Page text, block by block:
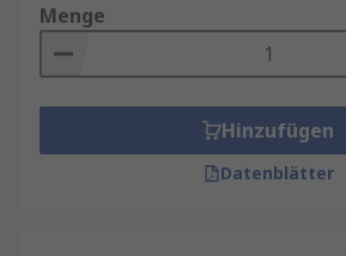
Menge
Hinzufügen
Datenblätter